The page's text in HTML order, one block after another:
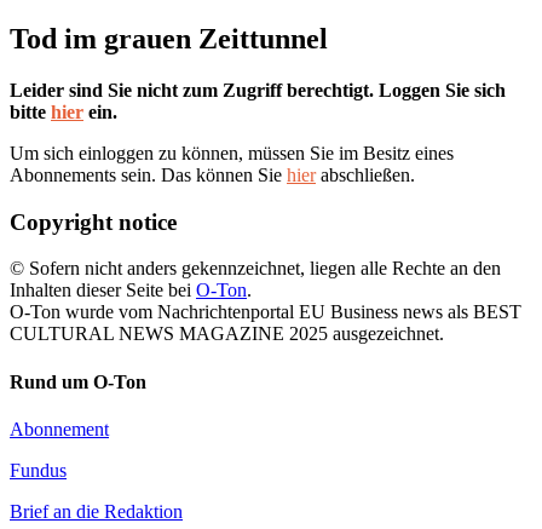
Tod im grauen Zeittunnel
Leider sind Sie nicht zum Zugriff berechtigt. Loggen Sie sich
bitte hier ein.
Um sich einloggen zu können, müssen Sie im Besitz eines
Abonnements sein. Das können Sie hierabschließen.
Copyright notice
© Sofern nicht anders gekennzeichnet, liegen alle Rechte an den
Inhalten dieser Seite bei O-Ton.
O-Ton wurde vom Nachrichtenportal EU Business news als BEST
CULTURAL NEWS MAGAZINE 2025 ausgezeichnet.
Rund um O-Ton
Abonnement
Fundus
Brief an die Redaktion